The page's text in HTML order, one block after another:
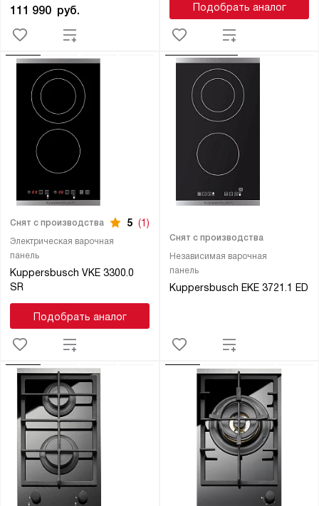
111 990 руб. Подобрать аналог
Электрическая варочная
панель
Kuppersbusch VKE 3300.0
SR
Снят с производства 5 (1)
Подобрать аналог
Независимая варочная
панель
Kuppersbusch EKE 3721.1 ED
Снят с производства